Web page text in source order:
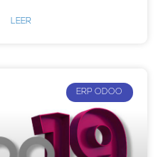
LEER
ERP ODOO